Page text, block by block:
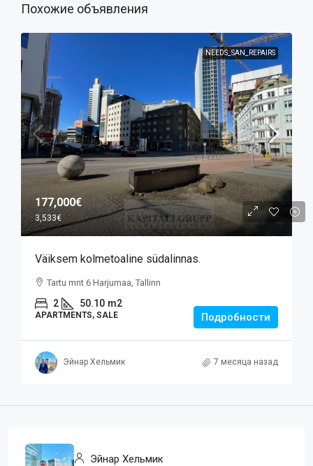
Похожие объявления
NEEDS_SAN_REPAIRS
177,000€
3,533€
Väiksem kolmetoaline südalinnas.
Tartu mnt 6 Harjumaa, Tallinn
2 50.10 m2
APARTMENTS, SALE Подробности
Эйнар Хельмик 7 месяца назад
Эйнар Хельмик